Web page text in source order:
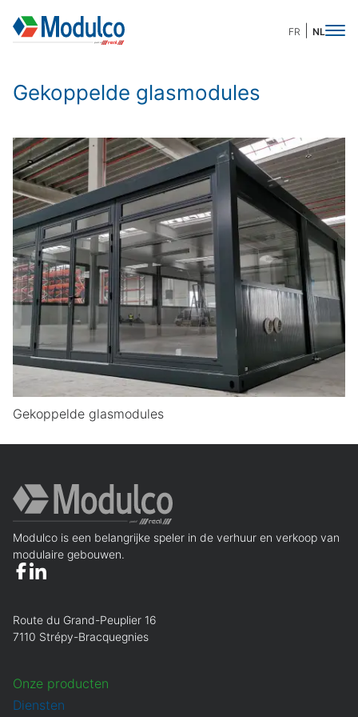
FR NL
Gekoppelde glasmodules
Gekoppelde glasmodules
Modulco is een belangrijke speler in de verhuur en verkoop van
modulaire gebouwen.
Route du Grand-Peuplier 16
7110 Strépy-Bracquegnies
Onze producten
Diensten